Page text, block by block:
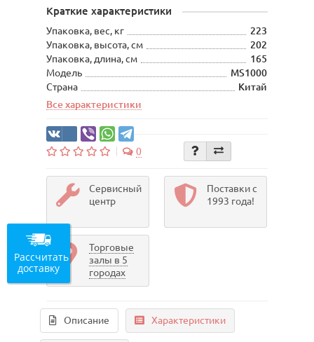
Краткие характеристики
Упаковка, вес, кг
223
Упаковка, высота, см
202
Упаковка, длина, см
165
Модель
MS1000
Страна
Китай
Все характеристики
0
Сервисный
центр
Поставки с
1993 года!
Торговые
залы в 5
городах
Описание Характеристики
Рассчитать
доставку